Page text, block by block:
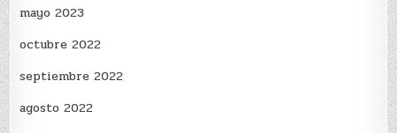
mayo 2023
octubre 2022
septiembre 2022
agosto 2022